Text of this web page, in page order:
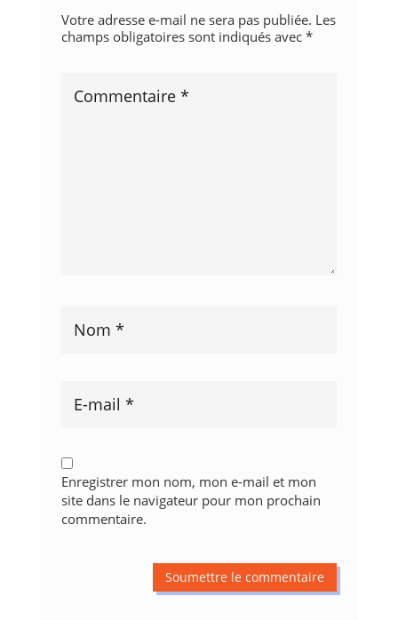
Votre adresse e-mail ne sera pas publiée. Les
champs obligatoires sont indiqués avec *
Enregistrer mon nom, mon e-mail et mon
site dans le navigateur pour mon prochain
commentaire.
Soumettre le commentaire